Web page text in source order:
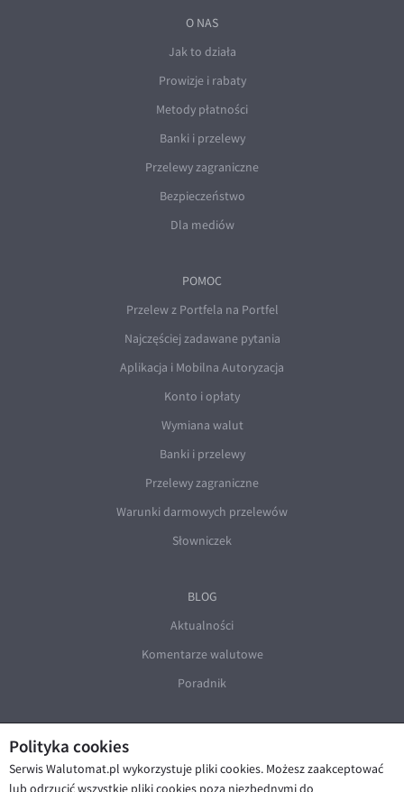
Polityka cookies
Serwis Walutomat.pl wykorzystuje pliki cookies. Możesz zaakceptować
lub odrzucić wszystkie pliki cookies poza niezbędnymi do
O NAS
Jak to działa
Prowizje i rabaty
Metody płatności
Banki i przelewy
Przelewy zagraniczne
Bezpieczeństwo
Dla mediów
POMOC
Przelew z Portfela na Portfel
Najczęściej zadawane pytania
Aplikacja i Mobilna Autoryzacja
Konto i opłaty
Wymiana walut
Banki i przelewy
Przelewy zagraniczne
Warunki darmowych przelewów
Słowniczek
BLOG
Aktualności
Komentarze walutowe
Poradnik